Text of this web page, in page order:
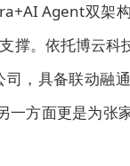
Agent双架
撑。依托博云
，具备联动融
方面更是为张